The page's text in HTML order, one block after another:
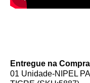
Entregue na
01 Unidade-NIPEL